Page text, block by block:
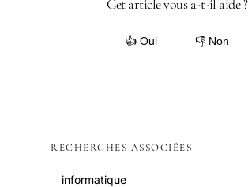
Cet article vous a-t-il aidé ?
👍 Oui 👎 Non
RECHERCHES ASSOCIÉES
informatique